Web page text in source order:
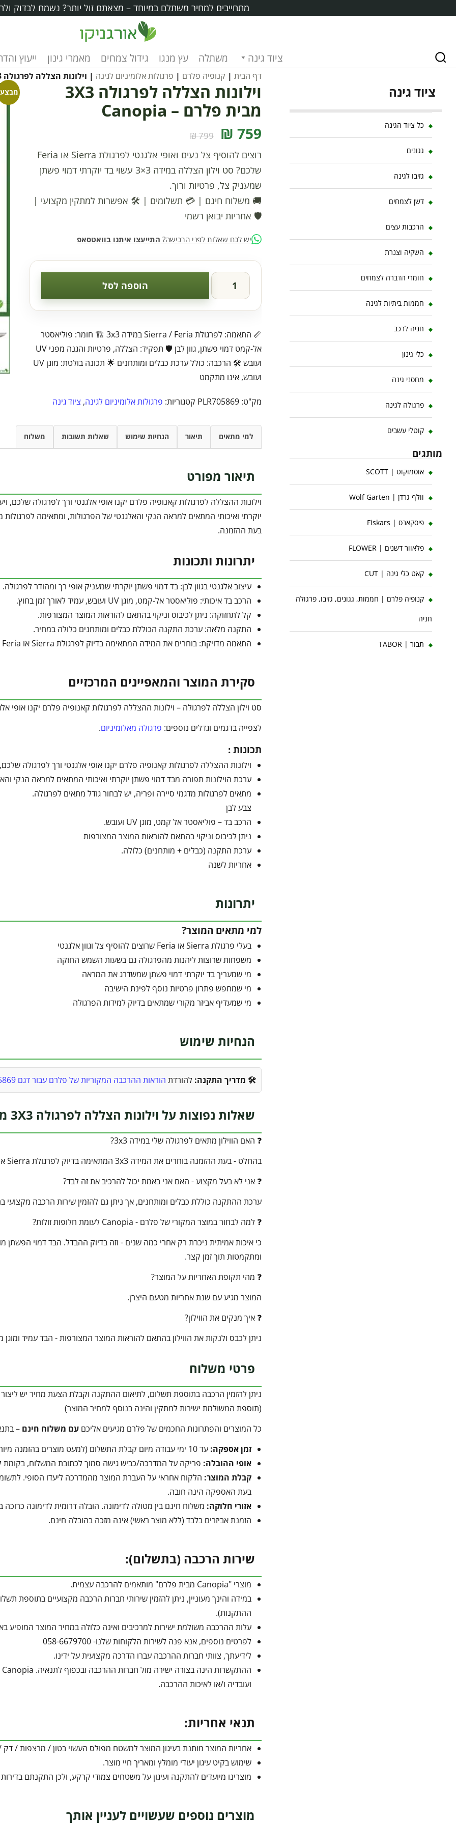
מתחייבים למחיר משתלם במיוחד – מצאתם זול יותר? נשמח לבדוק
ציוד גינה משתלה עץ מנגו גידול צמחים מאמרי גינון ייעוץ
דף הבית| קנופיה פלרם | פרגולות אלומיניום לגינה | וילונות הצללה לפרגולה 3X3 מבית פלרם – Canopia
וילונות הצללה לפרגולה 3X3
מבית פלרם – Canopia
759 ₪
799 ₪
רוצים להוסיף צל נעים ואופי אלגנטי לפרגולת Sierra או Feria
שלכם? סט וילון הצללה במידה 3×3 עשוי בד יוקרתי דמוי פשתן
שמעניק צל, פרטיות ורוך.
🚚 משלוח חינם | 💳 תשלומים | 🛠️ אפשרות למתקין מקצועי |
🛡️ אחריות יבואן רשמי
יש לכם שאלות לפני הרכישה? התייעצו איתנו בוואטסאפ
הוספה לסל
📏 התאמה: לפרגולת Sierra / Feria במידה 3x3 🏗️ חומר: פוליאסטר
אל-קמט דמוי פשתן, גוון לבן 🛡️ תפקיד: הצללה, פרטיות והגנה מפני UV
ועובש 🛠️ הרכבה: כולל ערכת כבלים ומותחנים 🌟 תכונה בולטת: מוגן UV
ועובש, אינו מתקמט
מק"ט: PLR705869 קטגוריות: פרגולות אלומיניום לגינה, ציוד גינה
למי מתאים תיאור הנחיות שימוש שאלות תשובות משלוח
תיאור מפורט
וילונות ההצללה לפרגולות קאנופיה פלרם יקנו אופי אלגנטי ורך לפרגולה שלכם,
בעת ההזמנה.
יתרונות ותכונות
עיצוב אלגנטי בגוון לבן: בד דמוי פשתן יוקרתי שמעניק אופי רך ומהודר לפרגולה.
הרכב בד איכותי: פוליאסטר אל-קמט, מוגן UV ועובש, עמיד לאורך זמן בחוץ.
קל לתחזוקה: ניתן לכיבוס וניקוי בהתאם להוראות המוצר המצורפות.
התקנה מלאה: ערכת התקנה הכוללת כבלים ומותחנים כלולה במחיר.
התאמה מדויקת: בוחרים את המידה המתאימה בדיוק לפרגולת Sierra או Feria שלכם.
סקירת המוצר והמאפיינים המרכזיים
סט וילון הצללה לפרגולה – וילונות ההצללה לפרגולות קאנופיה פלרם יקנו
לצפייה בדגמים וגדלים נוספים: פרגולה מאלומיניום.
תכונות :
וילונות ההצללה לפרגולות קאנופיה פלרם יקנו אופי אלגנטי ורך לפרגולה
ערכת הוילונות תפורה מבד דמוי פשתן יוקרתי ואיכותי המתאים למראה הנקי
מתאים לפרגולות מדגמי סיירה ופריה, יש לבחור גודל מתאים לפרגולה.
צבע לבן
הרכב בד – פוליאסטר אל קמט, מוגן UV ועובש.
ניתן לכיבוס וניקוי בהתאם להוראות המוצר המצורפות
ערכת התקנה (כבלים + מותחנים) כלולה.
אחריות לשנה
יתרונות
למי מתאים המוצר?
בעלי פרגולת Sierra או Feria שרוצים להוסיף צל וגוון אלגנטי
משפחות שרוצות ליהנות מהפרגולה גם בשעות השמש החזקה
מי שמעריך בד יוקרתי דמוי פשתן שמשדרג את המראה
מי שמחפש פתרון פרטיות נוסף לפינת הישיבה
מי שמעדיף אביזר מקורי שמתאים בדיוק למידות הפרגולה
הנחיות שימוש
🛠️ מדריך התקנה: להורדת הוראות ההרכבה המקוריות של פלרם עבור דגם 705869 (קובץ PDF) לחצו כאן
שאלות נפוצות על וילונות הצללה לפרגולה 3X3 מבית פלרם – Canopia
❓ האם הווילון מתאים לפרגולה שלי במידה 3x3?
בהחלט - בעת ההזמנה בוחרים את המידה 3x3 המתאימה בדיוק לפרגולת Sierra או Feria שברשותכם.
❓ אני לא בעל מקצוע - האם אני באמת יכול להרכיב את זה לבד?
ערכת ההתקנה כוללת כבלים ומותחנים, אך ניתן גם להזמין שירות הרכבה מקצועי
❓ למה לבחור במוצר המקורי של פלרם - Canopia לעומת חלופות זולות?
ומתקמטות תוך זמן קצר.
❓ מהי תקופת האחריות על המוצר?
המוצר מגיע עם שנת אחריות מטעם היצרן.
❓ איך מנקים את הווילון?
ניתן לכבס ולנקות את הווילון בהתאם להוראות המוצר המצורפות - הבד עמיד
פרטי משלוח
ניתן להזמין הרכבה בתוספת תשלום, לתיאום ההתקנה וקבלת הצעת מחיר יש
(תוספת המשולמת ישירות למתקין והינה בנוסף למחיר המוצר)
כל המוצרים והפתרונות החכמים של פלרם מגיעים אליכם עם משלוח חינם –
זמן אספקה: עד 10 ימי עבודה מיום קבלת התשלום (למעט מוצרים בהזמנה מיוחדת).
אופי ההובלה: פריקה על המדרכה/כביש גישה סמוך לכתובת המשלוח, בקומת
קבלת המוצר: הלקוח אחראי על העברת המוצר מהמדרכה ליעדו הסופי.
בעת האספקה הינה חובה.
אזורי חלוקה: משלוח חינם בין מטולה לדימונה. הובלה דרומית לדימונה כרוכה בתוספת של 350 ₪ המשולמים
הזמנת אביזרים בלבד (ללא מוצר ראשי) אינה מזכה בהובלה חינם.
שירות הרכבה (בתשלום):
מוצרי "Canopia מבית פלרם" מותאמים להרכבה עצמית.
במידה והינך מעוניין, ניתן להזמין שירותי חברות הרכבה מקצועיים בתוספת
ההתקנות).
עלות ההרכבה משולמת ישירות למרכיבים ואינה כלולה במחיר המוצר המופיע
לפרטים נוספים, אנא פנה לשירות הלקוחות שלנו- 058-6679700
לידיעתך, צוותי חברות ההרכבה עברו הדרכה מקצועית על ידינו.
ועובדיה ו/או לאיכות ההרכבה.
תנאי אחריות:
אחריות המוצר מותנת בעיגון המוצר למשטח מפולס העשוי בטון / מרצפות
שימוש בקיט עיגון יעודי מומלץ ומאריך חיי מוצר.
מוצרינו מיועדים להתקנה ועיגון על משטחים צמודי קרקע, ולכן התקנתם
מוצרים נוספים שעשויים לעניין אותך
ציוד גינה
כל ציוד הגינה
גגונים
גזיבו לגינה
דשן לצמחים
הרכבות עצים
השקיה וצנרת
חומרי הדברה לצמחים
חממות ביתיות לגינה
חניה לרכב
כלי גינון
מחסני גינה
פרגולה לגינה
קוטלי עשבים
מותגים
אוסמוקוט | SCOTT
וולף גרדן | Wolf Garten
פיסקארס | Fiskars
פלאוור דשנים | FLOWER
קאט כלי גינה | CUT
קנופיה פלרם | חממות, גגונים, גזיבו, פרגולה
חניה
תבור | TABOR